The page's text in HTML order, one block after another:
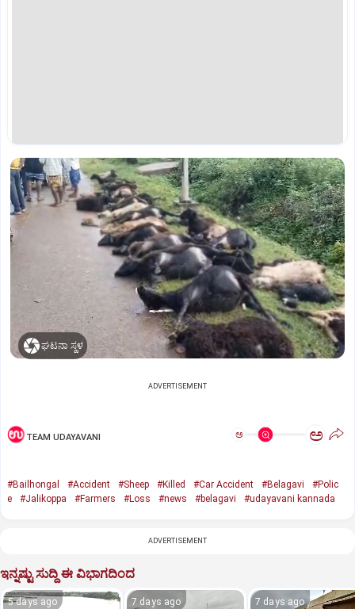
ಘಟನಾ ಸ್ಥಳ
ADVERTISEMENT
TEAM UDAYAVANI ಅ ಅ
#Bailhongal #Accident #Sheep #Killed #Car Accident #Belagavi
#Polic
e
#Jalikoppa #Farmers #Loss #news #belagavi #udayavani kannada
ADVERTISEMENT
ಇನ್ನಷ್ಟು ಸುದ್ದಿ ಈ ವಿಭಾಗದಿಂದ
5 days ago 7 days ago 7 days ago